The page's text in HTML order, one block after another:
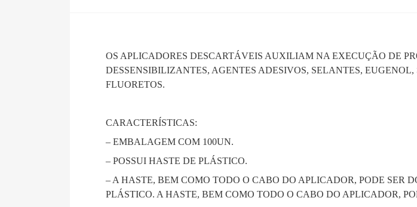
OS APLICADORES DESCARTÁVEIS AUXILIAM NA EXECUÇÃO DE
DESSENSIBILIZANTES, AGENTES ADESIVOS, SELANTES,
FLUORETOS.
CARACTERÍSTICAS:
– EMBALAGEM COM 100UN.
– POSSUI HASTE DE PLÁSTICO.
– A HASTE, BEM COMO TODO O CABO DO APLICADOR, PODE SER
PLÁSTICO. A HASTE, BEM COMO TODO O CABO DO APLICADOR,